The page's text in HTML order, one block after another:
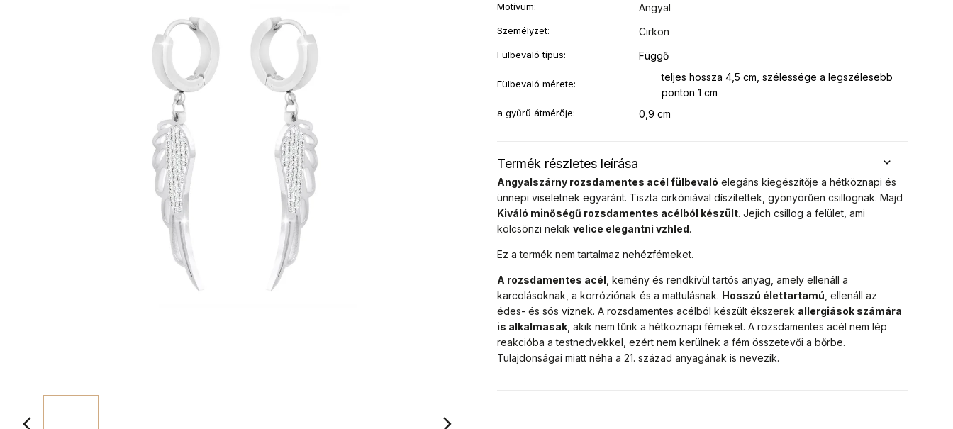
Termék részletes leírása
Angyalszárny rozsdamentes acél fülbevaló elegáns kiegészítője a hétköznapi és
ünnepi viseletnek egyaránt. Tiszta cirkóniával díszítettek, gyönyörűen csillognak. Majd
Kiváló minőségű rozsdamentes acélból készült. Jejich csillog a felület, ami
kölcsönzi nekik velice elegantní vzhled.
Ez a termék nem tartalmaz nehézfémeket.
A rozsdamentes acél , kemény és rendkívül tartós anyag, amely ellenáll a
karcolásoknak, a korróziónak és a mattulásnak. Hosszú élettartamú , ellenáll az
édes- és sós víznek. A rozsdamentes acélból készült ékszerek allergiások számára
is alkalmasak , akik nem tűrik a hétköznapi fémeket. A rozsdamentes acél nem lép
reakcióba a testnedvekkel, ezért nem kerülnek a fém összetevői a bőrbe.
Tulajdonságai miatt néha a 21. század anyagának is nevezik.
Motívum: Angyal
Személyzet: Cirkon
Fülbevaló típus: Függő
Fülbevaló mérete:
teljes hossza 4,5 cm, szélessége a legszélesebb
ponton 1 cm
a gyűrű átmérője: 0,9 cm